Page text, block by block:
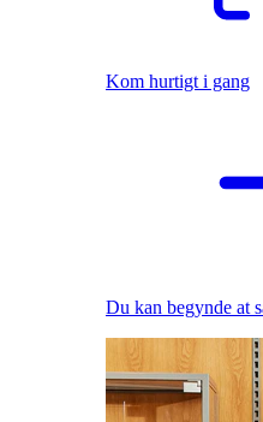
Kom hurtigt i gang
Du kan begynde at